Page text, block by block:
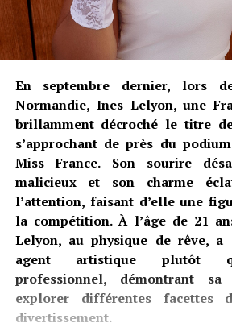
En septembre dernier, lors
Normandie, Ines Lelyon, une
brillamment décroché le titre
s’approchant de près du
Miss France. Son sourire
malicieux et son charme
l’attention, faisant d’elle une
la compétition. À l’âge de 21
Lelyon, au physique de rêve, a
agent artistique plutôt
professionnel, démontrant
explorer différentes facettes
divertissement.